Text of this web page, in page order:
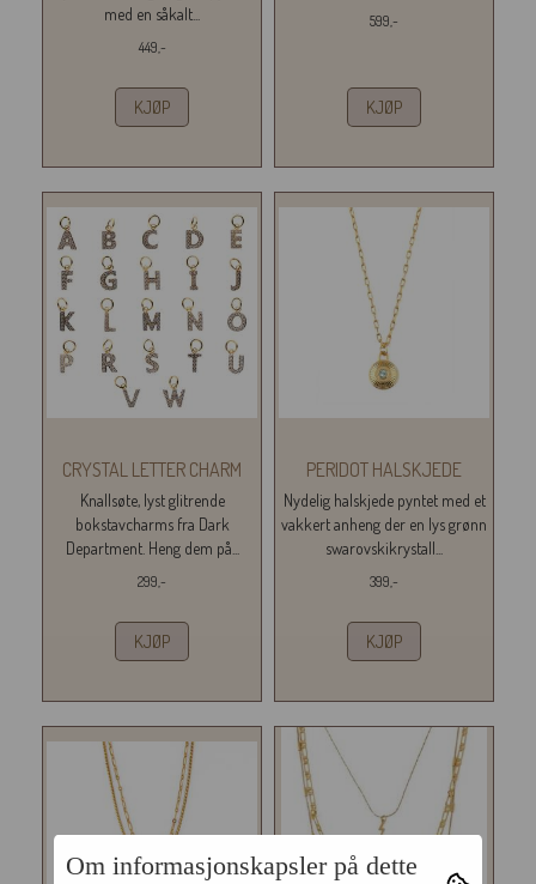
med en såkalt...
449,-
KJØP
599,-
KJØP
CRYSTAL LETTER CHARM
Knallsøte, lyst glitrende
bokstavcharms fra Dark
Department. Heng dem på...
299,-
KJØP
PERIDOT HALSKJEDE
Nydelig halskjede pyntet med et
vakkert anheng der en lys grønn
swarovskikrystall...
399,-
KJØP
Om informasjonskapsler på dette